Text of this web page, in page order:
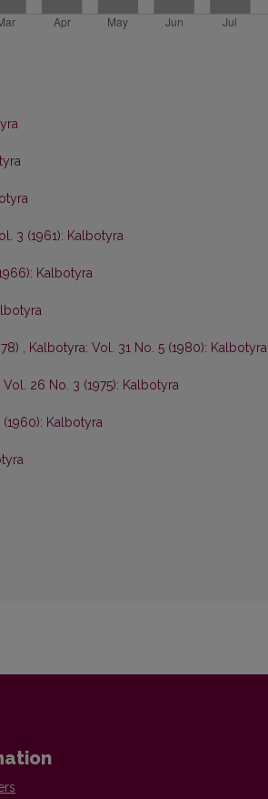
3 (1961): Kalbotyra
Kalbotyra
, Kalbotyra: Vol. 31 No. 5 (1980): Kalbotyra
Vol. 26 No. 3 (1975): Kalbotyra
Kalbotyra